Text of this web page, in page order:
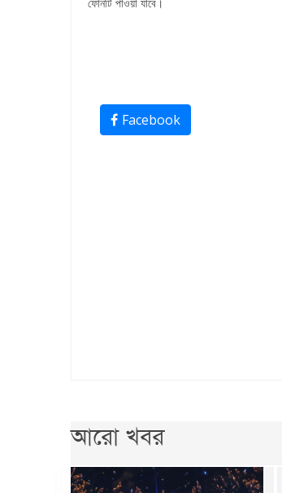
ফোনটি পাওয়া যাবে।
Facebook
আরো খবর